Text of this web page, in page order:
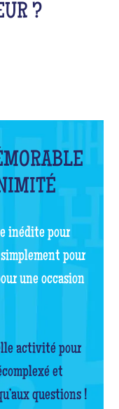
?
inédite pour
pour
une occasion
activité pour
et
questions !